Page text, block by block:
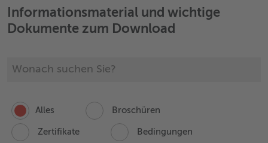
Informationsmaterial und wichtige
Dokumente zum Download
Alles Broschüren
Zertifikate Bedingungen